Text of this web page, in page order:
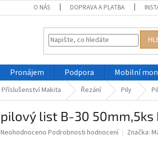
O NÁS DOPRAVA A PLATBA
Pronájem Podpora Mobilní
Příslušenství Makita Řezání Pily
pilový list B-30 50mm,5ks
Průměrné
Neohodnoceno Podrobnosti hodnocení Značka: